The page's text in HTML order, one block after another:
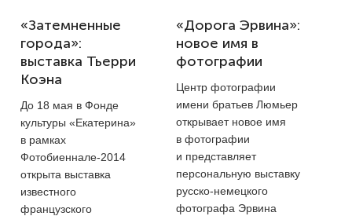
«Затемненные
города»:
выставка Тьерри
Коэна
До 18 мая в Фонде
культуры «Екатерина»
в рамках
Фотобиеннале-2014
открыта выставка
известного
французского
«Дорога Эрвина»:
новое имя в
фотографии
Центр фотографии
имени братьев Люмьер
открывает новое имя
в фотографии
и представляет
персональную выставку
русско-немецкого
фотографа Эрвина